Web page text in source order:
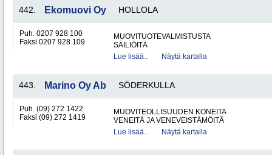
442. Ekomuovi Oy HOLLOLA
Puh. 0207 928 100
Faksi 0207 928 109
MUOVITUOTEVALMISTUSTA
SÄILIÖITÄ
Lue lisää..
Näytä kartalla
443. Marino Oy Ab SÖDERKULLA
Puh. (09) 272 1422
Faksi (09) 272 1419
MUOVITEOLLISUUDEN KONEITA
VENEITÄ JA VENEVEISTÄMÖITÄ
Lue lisää..
Näytä kartalla